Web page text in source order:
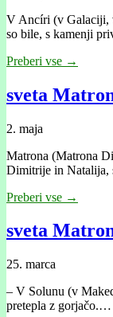
V Ancíri (v Galaciji,
so bile, s kamenji
Preberi vse →
sveta
2. maja
Matrona (Matrona
Dimitrije in Natalija,
Preberi vse →
sveta
25. marca
– V Solunu (v
pretepla z gorjačo.…